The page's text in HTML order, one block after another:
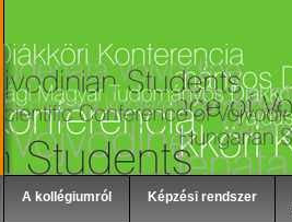
A kollégiumról Képzési rendszer